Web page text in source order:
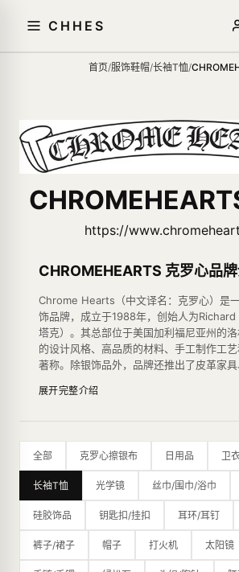
CHHES
首页/服饰鞋帽/长袖T恤/
https://
CHROMEHEARTS 克罗心品
Chrome Hearts（中文译名：克罗心）是
饰品牌，成立于1988年，创始人为Richard
塔克）。其总部位于美国加利福尼亚州的
的设计风格、高品质的材料、手工制作工
著称。除银饰品外，品牌还推出了皮革家
Chrome Hearts的设计风格独具特色，主要
了高品质的925纯银，其产品在银饰品行
品牌还推出了珠宝系列，使用了白金、钻
了其奢华品质。
Chrome Hearts的限量生产方式也是品牌的
款产品都是经过设计师精心设计、手工制
更加稀有和有价值。
除了其独特的设计风格和高品质的材料，
展开完整介绍
全部 克罗心擦银布 日用品 卫
长袖T恤 光学镜 丝巾/围巾/浴巾
硅胶饰品 钥匙扣/挂扣 耳环/耳钉
裤子/裙子 帽子 打火机 太阳镜